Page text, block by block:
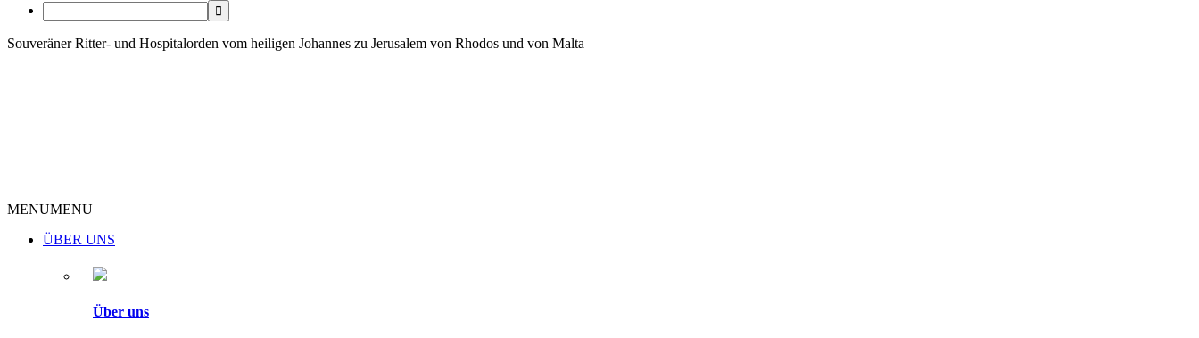
Souveräner Ritter- und Hospitalorden vom heiligen Johannes zu Jerusalem von Rhodos und von Malta
MENUMENU
ÜBER UNS
Über uns